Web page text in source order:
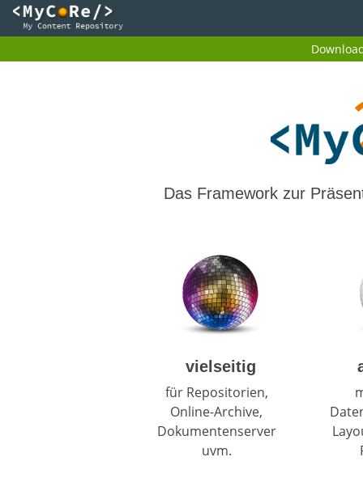
Das Framework zur
vielseitig
für Repositorien,
Online-Archive,
Dokumentenserver
uvm.